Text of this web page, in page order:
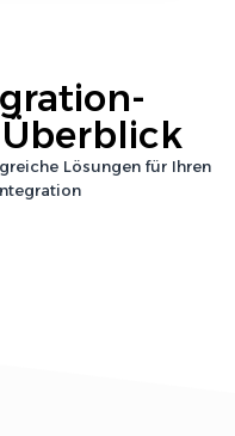
-
Lösungen für Ihren